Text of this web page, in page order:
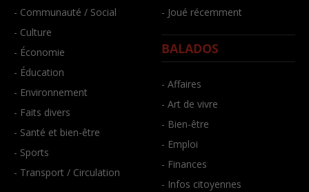
- Communauté / Social
- Culture
- Économie
- Éducation
- Environnement
- Faits divers
- Santé et bien-être
- Sports
- Transport / Circulation
- Joué récemment
BALADOS
- Affaires
- Art de vivre
- Bien-être
- Emploi
- Finances
- Infos citoyennes